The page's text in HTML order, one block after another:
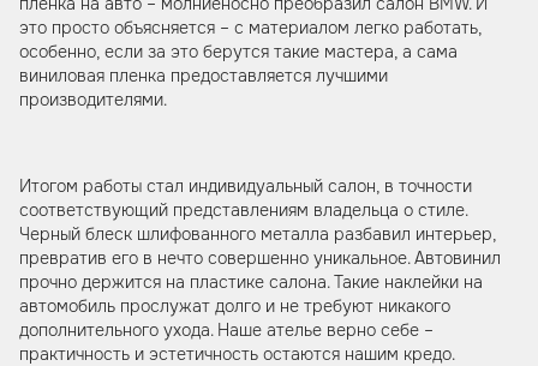
это просто объясняется – с материалом легко работать,
особенно, если за это берутся такие мастера, а сама
виниловая пленка предоставляется лучшими
производителями.
Итогом работы стал индивидуальный салон, в точности
соответствующий представлениям владельца о стиле.
Черный блеск шлифованного металла разбавил интерьер,
превратив его в нечто совершенно уникальное. Автовинил
прочно держится на пластике салона. Такие наклейки на
автомобиль прослужат долго и не требуют никакого
дополнительного ухода. Наше ателье верно себе –
практичность и эстетичность остаются нашим кредо.